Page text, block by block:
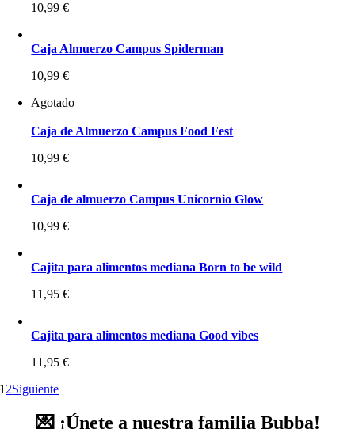
10,99€
Caja Almuerzo Campus Spiderman
10,99€
Agotado
Caja de Almuerzo Campus Food Fest
10,99€
Caja de almuerzo Campus Unicornio Glow
10,99€
Cajita para alimentos mediana Born to be wild
11,95€
Cajita para alimentos mediana Good vibes
11,95€
1 2Siguiente
💌 ¡Únete a nuestra familia Bubba!